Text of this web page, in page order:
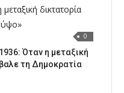
0
Όταν η μεταξική
τη Δημοκρατία